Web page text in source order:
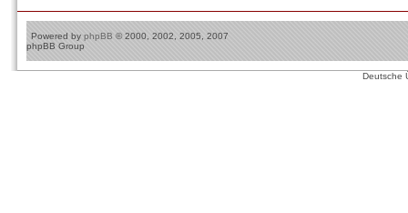
Powered by phpBB © 2000, 2002, 2005, 2007
phpBB Group
Deutsche